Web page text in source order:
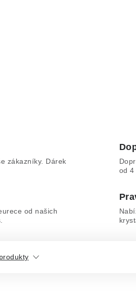
zákazníky. Dárek
od 4
od našich